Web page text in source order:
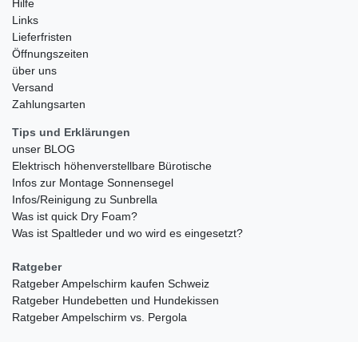
Hilfe
Links
Lieferfristen
Öffnungszeiten
über uns
Versand
Zahlungsarten
Tips und Erklärungen
unser BLOG
Elektrisch höhenverstellbare Bürotische
Infos zur Montage Sonnensegel
Infos/Reinigung zu Sunbrella
Was ist quick Dry Foam?
Was ist Spaltleder und wo wird es eingesetzt?
Ratgeber
Ratgeber Ampelschirm kaufen Schweiz
Ratgeber Hundebetten und Hundekissen
Ratgeber Ampelschirm vs. Pergola